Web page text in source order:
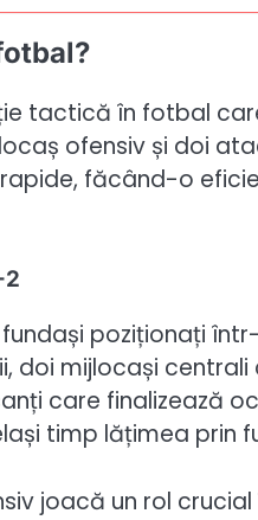
tactică în fotbal
ofensiv și doi
făcând-o
2
poziționați
doi mijlocași
care finalizează
timp lățimea prin
joacă un rol